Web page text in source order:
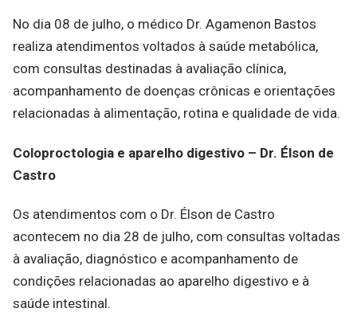
No dia 08 de julho, o médico Dr. Agamenon Bastos
realiza atendimentos voltados à saúde metabólica,
com consultas destinadas à avaliação clínica,
acompanhamento de doenças crônicas e orientações
relacionadas à alimentação, rotina e qualidade de vida.
Coloproctologia e aparelho digestivo – Dr. Élson de
Castro
Os atendimentos com o Dr. Élson de Castro
acontecem no dia 28 de julho, com consultas voltadas
à avaliação, diagnóstico e acompanhamento de
condições relacionadas ao aparelho digestivo e à
saúde intestinal.